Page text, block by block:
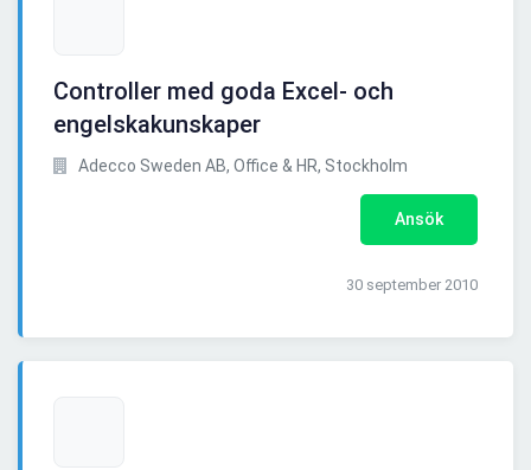
Controller med goda Excel- och
engelskakunskaper
Adecco Sweden AB, Office & HR, Stockholm
Ansök
30 september 2010